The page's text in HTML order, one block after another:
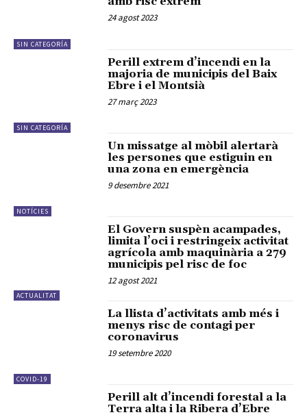
SIN CATEGORÍA
24 agost 2023
SIN CATEGORÍA
Perill extrem d’incendi en la
majoria de municipis del Baix
Ebre i el Montsià
27 març 2023
NOTÍCIES
Un missatge al mòbil alertarà
les persones que estiguin en
una zona en emergència
9 desembre 2021
ACTUALITAT
El Govern suspèn acampades,
limita l’oci i restringeix activitat
agrícola amb maquinària a 279
municipis pel risc de foc
12 agost 2021
COVID-19
La llista d’activitats amb més i
menys risc de contagi per
coronavirus
19 setembre 2020
Perill alt d’incendi forestal a la
Terra alta i la Ribera d’Ebre